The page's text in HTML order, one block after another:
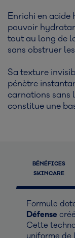
Enrichi en acide
pouvoir
tout au long de
sans obstruer
Sa texture
pénètre
carnations sans
constitue une
BÉNÉFICES
SKINCARE
Formule
Défense
Cette
uniforme de